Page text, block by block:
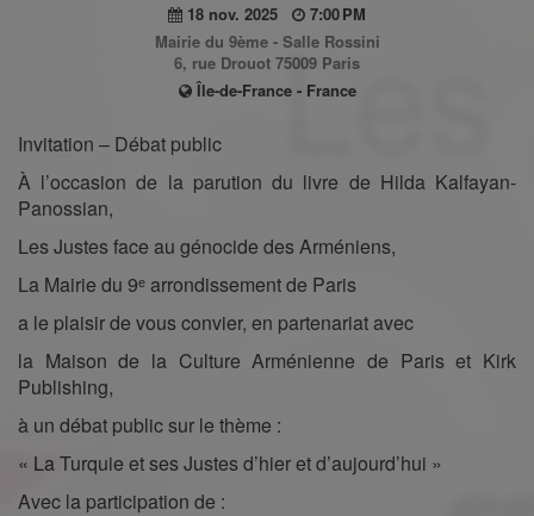
18 nov. 2025
7:00 PM
Mairie du 9ème - Salle Rossini
6, rue Drouot 75009 Paris
Île-de-France - France
Invitation – Débat public
À l’occasion de la parution du livre de Hilda Kalfayan-
Panossian,
Les Justes face au génocide des Arméniens,
La Mairie du 9ᵉ arrondissement de Paris
a le plaisir de vous convier, en partenariat avec
la Maison de la Culture Arménienne de Paris et Kirk
Publishing,
à un débat public sur le thème :
« La Turquie et ses Justes d’hier et d’aujourd’hui »
Avec la participation de :